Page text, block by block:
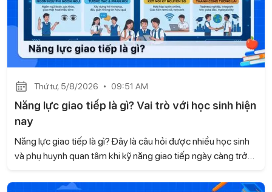
Thứ tư, 5/8/2026 09:51 AM
Năng lực giao tiếp là gì? Vai trò với học sinh hiện
nay
Năng lực giao tiếp là gì? Đây là câu hỏi được nhiều học sinh
và phụ huynh quan tâm khi kỹ năng giao tiếp ngày càng trở
các em tự tin khi trao đổi, giao tiếp còn góp phần xây dựng